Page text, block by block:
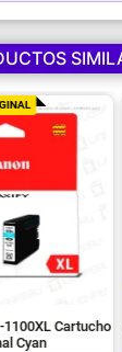
Tinta